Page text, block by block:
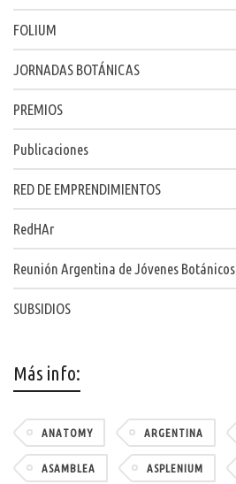
FOLIUM
JORNADAS BOTÁNICAS
PREMIOS
Publicaciones
RED DE EMPRENDIMIENTOS
RedHAr
Reunión Argentina de Jóvenes Botánicos
SUBSIDIOS
Más info:
ANATOMY ARGENTINA
ASAMBLEA ASPLENIUM